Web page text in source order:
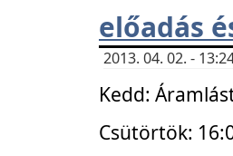
előadás
2013. 04. 02. -
Kedd:
Csütörtök: